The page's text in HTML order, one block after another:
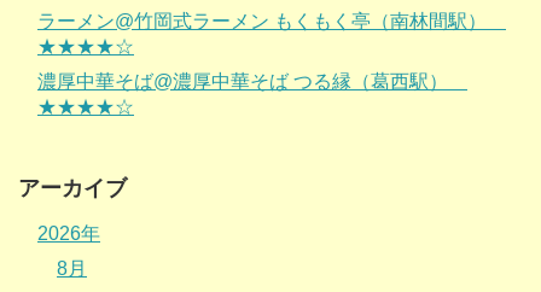
ラーメン@竹岡式ラーメン もくもく亭（南林間駅）
★★★★☆
濃厚中華そば@濃厚中華そば つる縁（葛西駅）
★★★★☆
アーカイブ
2026年
8月